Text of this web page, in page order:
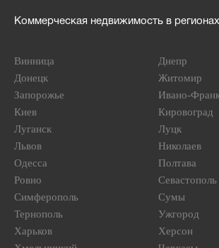
Коммерческая недвижимость в регионах
Винница
Днепр
Донецк
Житомир
Запорожье
Ивано-
Киев
Кировоград
Луганск
Луцк
Львов
Николаев
Одесса
Полтава
Ровно
Севастополь
Симферополь
Сумы
Тернополь
Ужгород
Харьков
Херсон